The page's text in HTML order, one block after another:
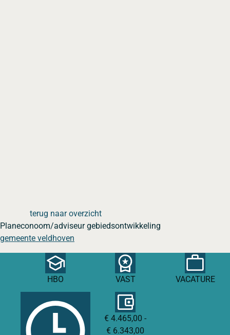
terug naar overzicht
Planeconoom/adviseur gebiedsontwikkeling
gemeente veldhoven
HBO VAST VACATURE
€ 4.465,00 -
€ 6.343,00